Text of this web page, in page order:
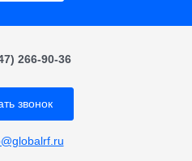
266-90-36
звонок